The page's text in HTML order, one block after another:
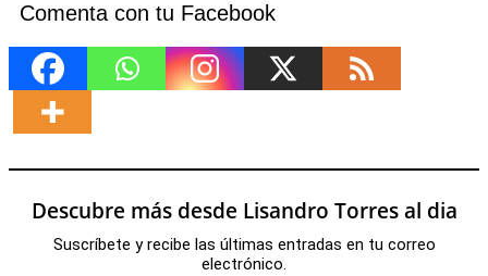
Comenta con tu Facebook
Descubre más desde Lisandro Torres al dia
Suscríbete y recibe las últimas entradas en tu correo
electrónico.